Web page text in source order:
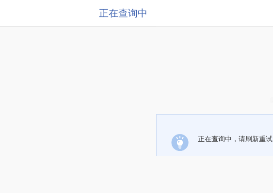
正在查询中
正在查询中，请刷新重试